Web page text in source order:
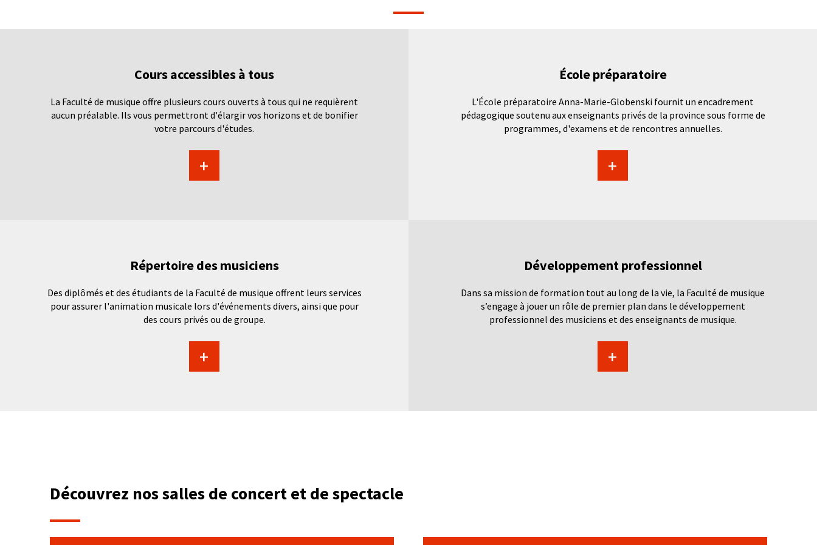
Cours accessibles à tous
La Faculté de musique offre plusieurs cours ouverts à tous qui ne requièrent
aucun préalable. Ils vous permettront d'élargir vos horizons et de bonifier
votre parcours d'études.
+
École préparatoire
L'École préparatoire Anna-Marie-Globenski fournit un encadrement
pédagogique soutenu aux enseignants privés de la province sous forme de
programmes, d'examens et de rencontres annuelles.
+
Répertoire des musiciens
Des diplômés et des étudiants de la Faculté de musique offrent leurs services
pour assurer l'animation musicale lors d'événements divers, ainsi que pour
des cours privés ou de groupe.
+
Développement professionnel
Dans sa mission de formation tout au long de la vie, la Faculté de musique
s’engage à jouer un rôle de premier plan dans le développement
professionnel des musiciens et des enseignants de musique.
+
Découvrez nos salles de concert et de spectacle